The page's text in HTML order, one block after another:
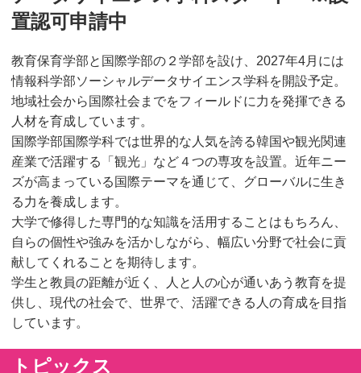
置認可申請中
教育保育学部と国際学部の２学部を設け、2027年4月には
情報科学部ソーシャルデータサイエンス学科を開設予定。
地域社会から国際社会までをフィールドに力を発揮できる
人材を育成しています。
国際学部国際学科では世界的な人気を誇る韓国や観光関連
産業で活躍する「観光」など４つの専攻を設置。近年ニー
ズが高まっている国際テーマを通じて、グローバルに生き
る力を養成します。
大学で修得した専門的な知識を活用することはもちろん、
自らの個性や強みを活かしながら、幅広い分野で社会に貢
献してくれることを期待します。
学生と教員の距離が近く、人と人の心が通いあう教育を提
供し、現代の社会で、世界で、活躍できる人の育成を目指
しています。
トピックス